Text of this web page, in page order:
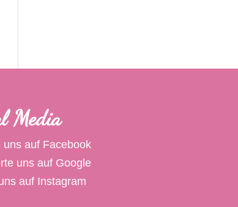
Media
uns auf Facebook
uns auf Google
auf Instagram